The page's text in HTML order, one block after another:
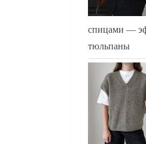
спицами —
тюльпаны